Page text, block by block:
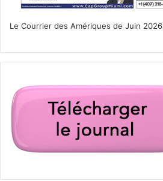
Le Courrier des Amériques de Juin 2026